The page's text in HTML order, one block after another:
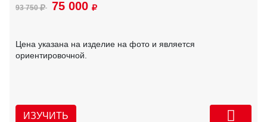
93 750 75 000
Цена указана на изделие на фото и является
ориентировочной.
ИЗУЧИТЬ